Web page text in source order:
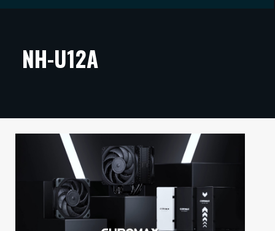
ARTIKKELIT
TECHBBS
VAIHDA TEEMA
NH-U12A